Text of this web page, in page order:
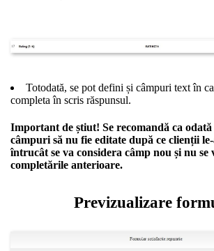
Totodată, se pot defini și câmpuri text în
completa în scris răspunsul.
Important de știut! Se recomandă ca
câmpuri să nu fie editate după ce clienții
întrucât se va considera câmp nou și nu se
completările anterioare.
Previzualizare